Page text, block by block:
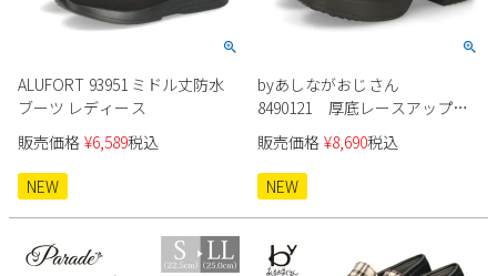
ALUFORT 93951 ミドル丈防水
ブーツ レディース
販売価格 ¥6,589税込
NEW
byあしながおじさん
8490121 厚底レースアップシ
ューズ レディース
販売価格 ¥8,690税込
NEW